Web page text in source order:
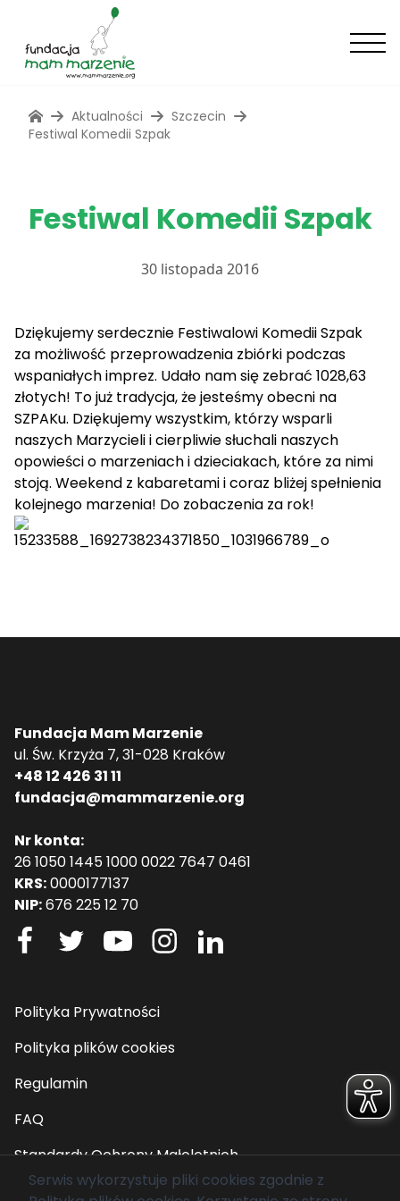
Aktualności
Szczecin
Festiwal Komedii Szpak
Festiwal Komedii Szpak
30 listopada 2016
Dziękujemy serdecznie Festiwalowi Komedii Szpak
za możliwość przeprowadzenia zbiórki podczas
wspaniałych imprez. Udało nam się zebrać 1028,63
złotych! To już tradycja, że jesteśmy obecni na
SZPAKu. Dziękujemy wszystkim, którzy wsparli
naszych Marzycieli i cierpliwie słuchali naszych
opowieści o marzeniach i dzieciakach, które za nimi
stoją. Weekend z kabaretami i coraz bliżej spełnienia
kolejnego marzenia! Do zobaczenia za rok!
Fundacja Mam Marzenie
ul. Św. Krzyża 7, 31-028 Kraków
+48 12 426 31 11
fundacja@mammarzenie.org
Nr konta:
26 1050 1445 1000 0022 7647 0461
KRS:0000177137
NIP:676 225 12 70
Polityka Prywatności
Polityka plików cookies
Regulamin
FAQ
Standardy Ochrony Małoletnich
Serwis wykorzystuje pliki cookies zgodnie z